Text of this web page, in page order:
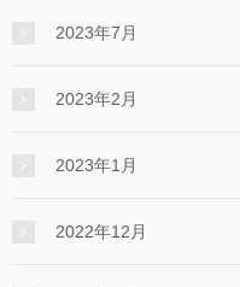
2023年7月
2023年2月
2023年1月
2022年12月